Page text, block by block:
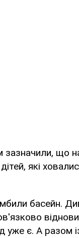
зазначили, що
які
басейн.
уже є. А разом